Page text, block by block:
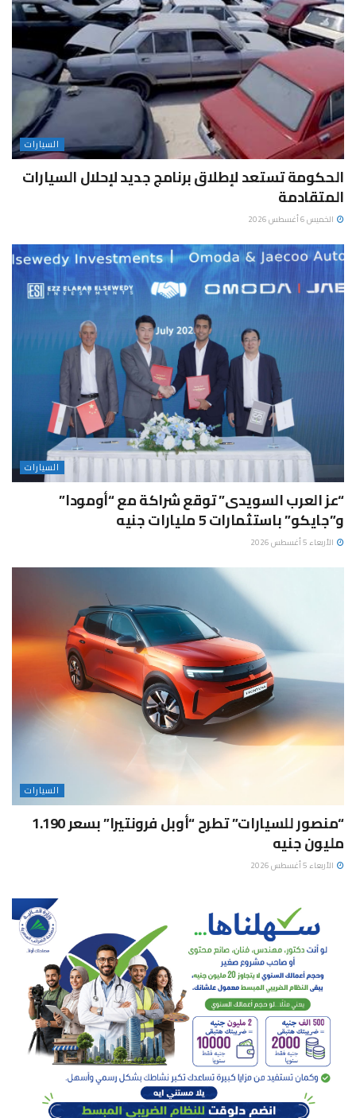
السيارات
الحكومة تستعد لإطلاق برنامج جديد لإحلال السيارات
المتقادمة
الخميس 6 أغسطس 2026
السيارات
“عز العرب السويدى” توقع شراكة مع “أومودا”
و”جايكو” باستثمارات 5 مليارات جنيه
الأربعاء 5 أغسطس 2026
السيارات
“منصور للسيارات” تطرح “أوبل فرونتيرا” بسعر 1.190
مليون جنيه
الأربعاء 5 أغسطس 2026